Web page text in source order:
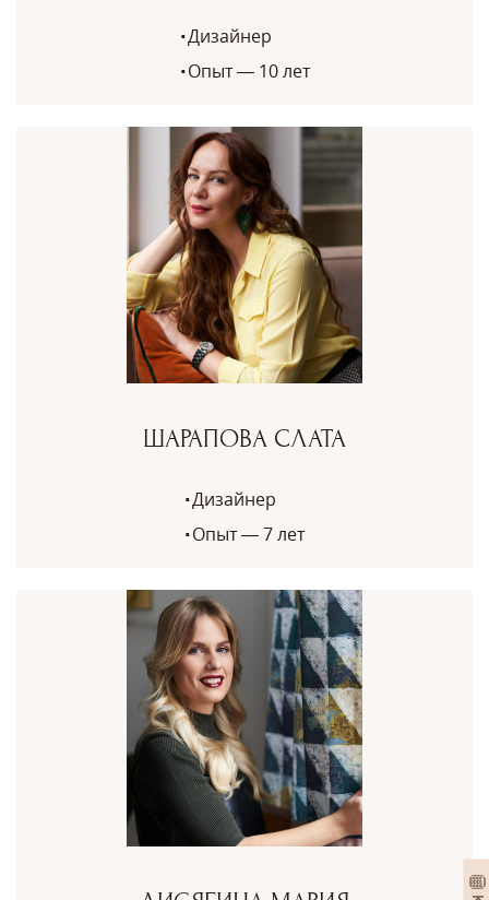
Дизайнер
Опыт — 10 лет
ШАРАПОВА СЛАТА
Дизайнер
Опыт — 7 лет